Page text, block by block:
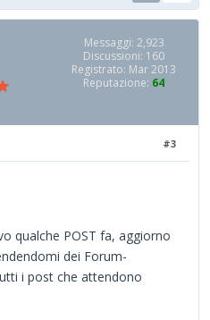
Messaggi: 2,923
Discussioni: 160
Registrato: Mar 2013
Reputazione: 64
#3
qualche POST fa, aggiorno
dei Forum-
i post che attendono